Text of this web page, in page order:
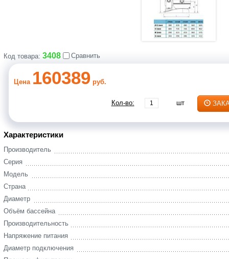
Код товара: 3408 Сравнить
Цена 160389 руб.
Кол-во: шт
Характеристики
Производитель
Серия
Модель
Страна
Диаметр
Объём бассейна
Производительность
Напряжение питания
Диаметр подключения